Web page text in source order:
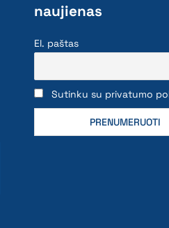
naujienas
El. paštas
Sutinku su privatumo